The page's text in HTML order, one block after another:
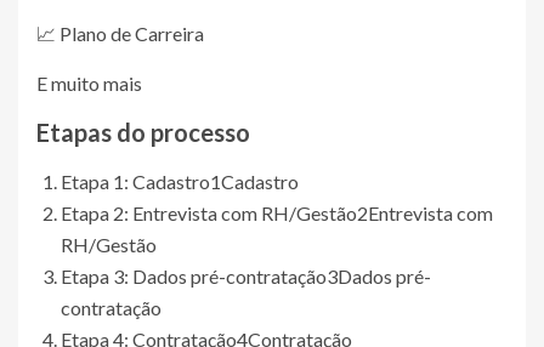
📈 Plano de Carreira
E muito mais
Etapas do processo
Etapa 1: Cadastro1Cadastro
Etapa 2: Entrevista com RH/Gestão2Entrevista com
RH/Gestão
Etapa 3: Dados pré-contratação3Dados pré-
contratação
Etapa 4: Contratação4Contratação